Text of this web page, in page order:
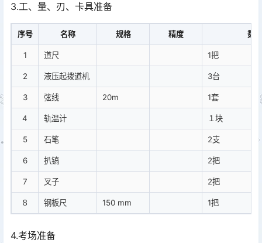
3.工、量、刃、卡具准备
序号 名称 规格 精度 数量
1 道尺 1把
2 液压起拨道机 3台
3 弦线 20m 1套
4 轨温计 １块
5 石笔 2支
6 扒镐 2把
7 叉子 2把
８ 钢板尺 150 mm 1把
4.考场准备